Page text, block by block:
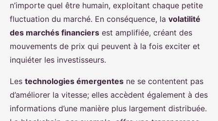
n’importe quel être humain, exploitant chaque petite
fluctuation du marché. En conséquence, la volatilité
des marchés financiers est amplifiée, créant des
mouvements de prix qui peuvent à la fois exciter et
inquiéter les investisseurs.
Les technologies émergentes ne se contentent pas
d’améliorer la vitesse; elles accèdent également à des
informations d’une manière plus largement distribuée.